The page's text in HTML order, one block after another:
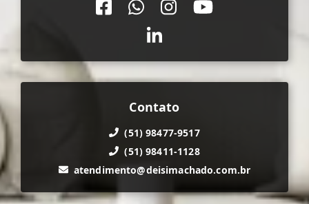
Contato
(51) 98477-9517
(51) 98411-1128
atendimento@deisimachado.com.br